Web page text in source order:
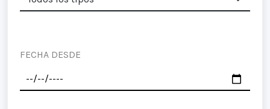
FECHA DESDE